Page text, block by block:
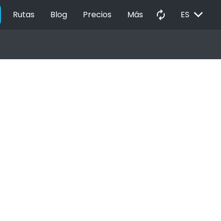
Rutas Blog Precios Más autorenew ES EXPAND_MORE